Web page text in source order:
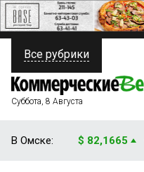
ПОЛИТИКА
ФИНАНСЫ
Все рубрики
Суббота, 8 Августа
В Омске: $ 82,1665